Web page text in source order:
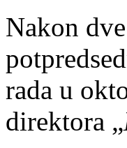
Nakon
rada u
direktora „